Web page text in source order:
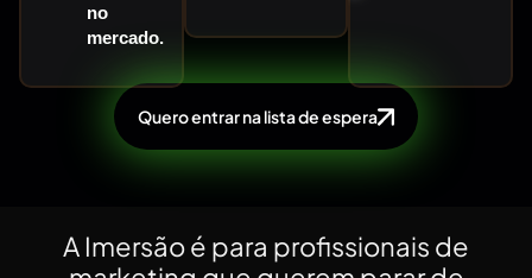
no
mercado.
Quero entrar na lista de espera
A Imersão é para profissionais de